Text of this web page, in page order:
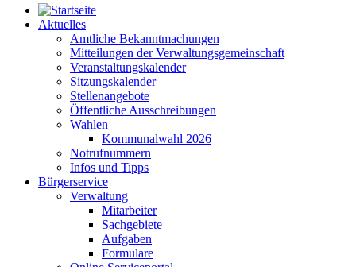
Aktuelles
Amtliche Bekanntmachungen
Mitteilungen der Verwaltungsgemeinschaft
Veranstaltungskalender
Sitzungskalender
Stellenangebote
Öffentliche Ausschreibungen
Wahlen
Kommunalwahl 2026
Notrufnummern
Infos und Tipps
Bürgerservice
Verwaltung
Mitarbeiter
Sachgebiete
Aufgaben
Formulare